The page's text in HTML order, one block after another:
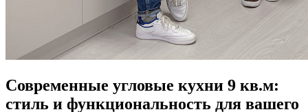
Современные угловые кухни 9 кв.м:
стиль и функциональность для вашего